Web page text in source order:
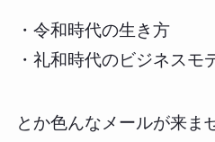
・令和時代の生き方
・礼和時代のビジネスモ
とか色んなメールが来ま